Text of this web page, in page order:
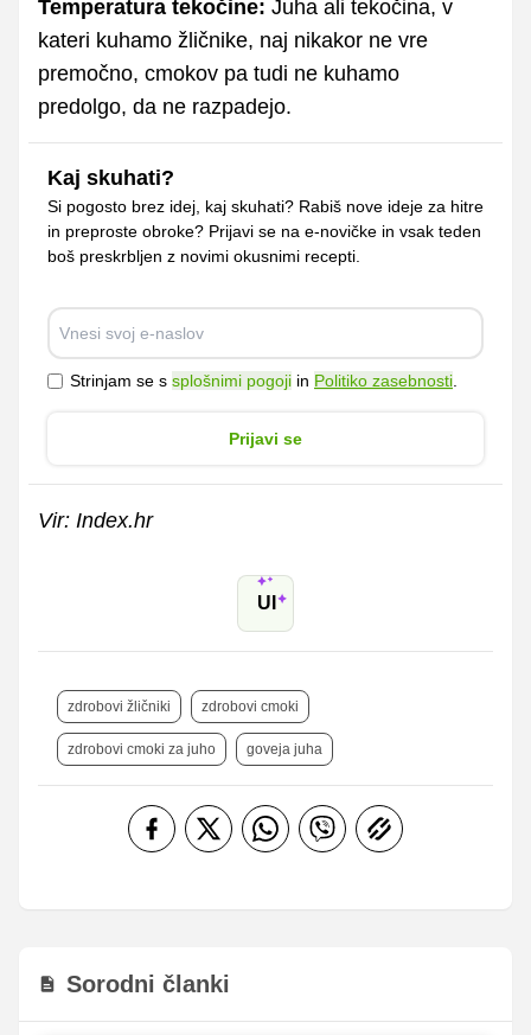
Temperatura tekočine: Juha ali tekočina, v
kateri kuhamo žličnike, naj nikakor ne vre
premočno, cmokov pa tudi ne kuhamo
predolgo, da ne razpadejo.
Kaj skuhati?
Si pogosto brez idej, kaj skuhati? Rabiš nove ideje za hitre
in preproste obroke? Prijavi se na e-novičke in vsak teden
boš preskrbljen z novimi okusnimi recepti.
Strinjam se s splošnimi pogoji in Politiko zasebnosti.
Prijavi se
Vir: Index.hr
UI
zdrobovi žličniki zdrobovi cmoki
zdrobovi cmoki za juho goveja juha
Sorodni članki